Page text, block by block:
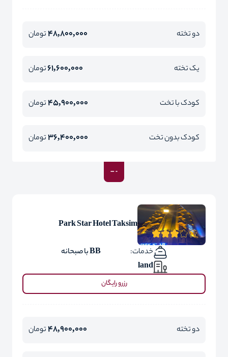
دو تخته 48,800,000تومان
یک تخته 61,600,000تومان
کودک با تخت 45,900,000تومان
کودک بدون تخت 36,400,000تومان
Park Star Hotel Taksim
خدمات:
BB با صبحانه
land
رزرو رایگان
دو تخته 48,900,000تومان